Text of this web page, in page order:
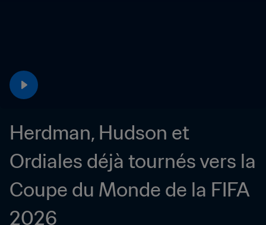
Herdman, Hudson et
Ordiales déjà tournés vers la
Coupe du Monde de la FIFA
2026